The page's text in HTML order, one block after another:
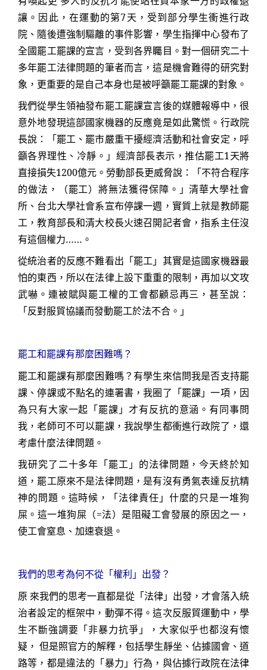
讓。因此，在運動的第7天，受到部分學生衝進行政
院、隨後遭強制驅離的事件影響，學生指揮中心發布了
全國罷工罷課的宣言，受到各界矚目。對一個研究二十
多年罷工法律問題的筆者而言，這是機會難得的研究對
象，更重要的是自己本身也是被呼籲罷工罷課的對象。
我們從學生領袖發布罷工罷課宣言後的媒體報導中，很
意外地發現這部國家機器的反應竟是如此驚慌。行政院
長說：「罷工、罷市嚴重干擾經濟活動和社會安定，呼
籲各界理性、冷靜。」經濟部長表示，推估罷工1天將
直接損失1200億元。勞動部長更威脅說：「不符合程序
的做法，（罷工）將無法獲得保障。」清華大學社會
所、台北大學社會系宣布停課一週，實質上就是教師罷
工，教育部長和清大校長火速召開記者會，指系主任沒
有這個權力……。
從統治者的反應不難看出「罷工」其實是這國家機器最
怕的東西，所以在法律上設下重重的限制，再加以文攻
武嚇。連被賦與罷工權的工會都顧忌再三，甚至說：
「反對服貿協議而發動罷工於法不合。」
罷工和罷課有那麼困難嗎？
罷工和罷課有那麼困難嗎？有學生來信問我是否支持罷
課、停課或不點名的連署書，我圈了「罷課」一項，因
為只有大家一起「罷課」才有反抗的意涵。有同事問
我，老師可不可以罷課，我說學生都衝進行政院了，還
考慮什麼法律問題。
我研究了二十多年「罷工」的法律問題，今天終於知
道，罷工原來不是法律問題，是有沒有勇氣表達反抗精
神的問題。這時候，「法律責任」什麼的只是一堆狗
屎。這一堆狗屎（=法）是阻礙工會發展的原因之一，
使工會窒息、加速衰退。
我們的思考為何不從「權利」出發？
原 來我們的思考一直都是從「法律」出發，才會落入統
治者設定的框架中，動彈不得。這次反服貿運動中，學
生不斷強調要「非暴力抗爭」，大家似乎也都沒有懷
疑， 但是照官方的解釋，包括學生靜坐、佔據國會、道
路等，都是違法的「暴力」行為，與佔據行政院在法律